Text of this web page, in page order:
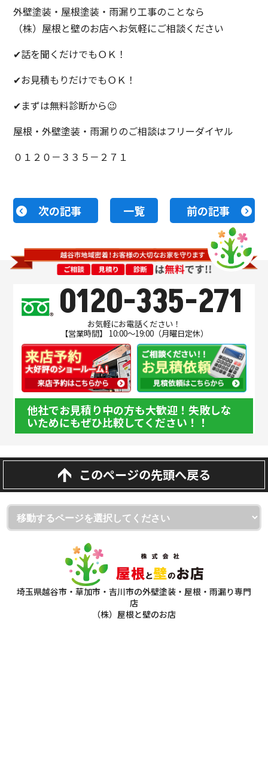
外壁塗装・屋根塗装・雨漏り工事のことなら
（株）屋根と壁のお店へお気軽にご相談ください
✔話を聞くだけでもＯＫ！
✔お見積もりだけでもＯＫ！
✔まずは無料診断から😉
屋根・外壁塗装・雨漏りのご相談はフリーダイヤル
０１２０－３３５－２７１
次の記事 一覧 前の記事
0120-335-271
お気軽にお電話ください！
【営業時間】 10:00～19:00（月曜日定休）
他社でお見積り中の方も大歓迎！失敗しな
いためにもぜひ比較してください！！
このページの先頭へ戻る
埼玉県越谷市・草加市・吉川市の外壁塗装・屋根・雨漏り専門
店
（株）屋根と壁のお店